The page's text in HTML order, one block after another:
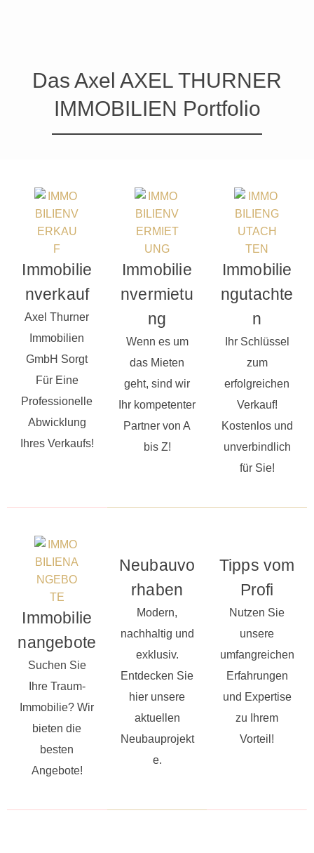
Das Axel AXEL THURNER
IMMOBILIEN Portfolio
Immobilie
nverkauf
Axel Thurner
Immobilien
GmbH Sorgt
Für Eine
Professionelle
Abwicklung
Ihres Verkaufs!
Immobilie
nvermietu
ng
Wenn es um
das Mieten
geht, sind wir
Ihr kompetenter
Partner von A
bis Z!
Immobilie
ngutachte
n
Ihr Schlüssel
zum
erfolgreichen
Verkauf!
Kostenlos und
unverbindlich
für Sie!
Immobilie
nangebote
Suchen Sie
Ihre Traum-
Immobilie? Wir
bieten die
besten
Angebote!
Neubauvo
rhaben
Modern,
nachhaltig und
exklusiv.
Entdecken Sie
hier unsere
aktuellen
Neubauprojekt
e.
Tipps vom
Profi
Nutzen Sie
unsere
umfangreichen
Erfahrungen
und Expertise
zu Ihrem
Vorteil!